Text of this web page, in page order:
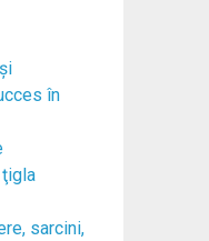
în
ţigla
sarcini,